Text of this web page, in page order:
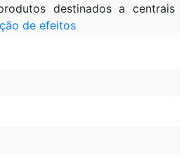
destinados a centrais
de efeitos